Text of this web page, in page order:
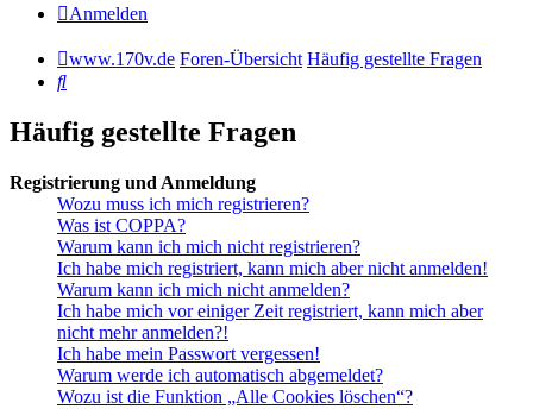
Anmelden
www.170v.de Foren-Übersicht Häufig gestellte Fragen
Suche
Häufig gestellte Fragen
Registrierung und Anmeldung
Wozu muss ich mich registrieren?
Was ist COPPA?
Warum kann ich mich nicht registrieren?
Ich habe mich registriert, kann mich aber nicht anmelden!
Warum kann ich mich nicht anmelden?
Ich habe mich vor einiger Zeit registriert, kann mich aber
nicht mehr anmelden?!
Ich habe mein Passwort vergessen!
Warum werde ich automatisch abgemeldet?
Wozu ist die Funktion „Alle Cookies löschen“?